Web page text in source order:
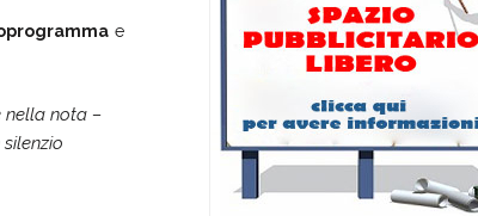
e
nella nota –